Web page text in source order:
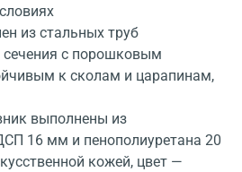
из стальных труб
сечения с порошковым
к сколам и царапинам,
выполнены из
16 мм и пенополиуретана 20
кожей, цвет —